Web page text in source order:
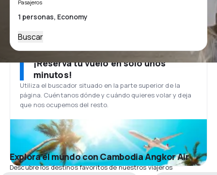
Pasajeros
Buscar
¡Reserva tu vuelo en solo unos
minutos!
Utiliza el buscador situado en la parte superior de la
página. Cuéntanos dónde y cuándo quieres volar y deja
que nos ocupemos del resto.
Explora el mundo con Cambodia Angkor Air
Descubre los destinos favoritos de nuestros viajeros